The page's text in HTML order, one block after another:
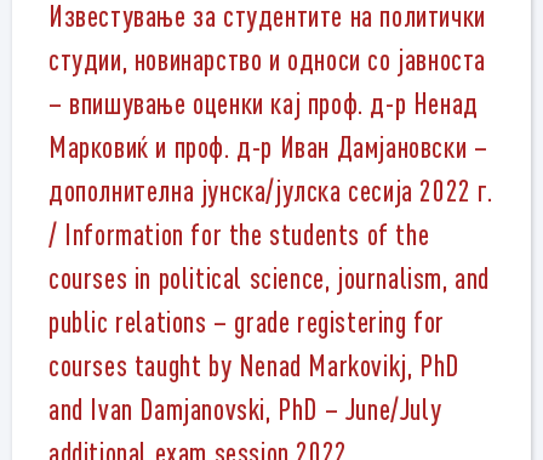
Известување за студентите на политички
студии, новинарство и односи со јавноста
– впишување оценки кај проф. д-р Ненад
Марковиќ и проф. д-р Иван Дамјановски –
дополнителна јунска/јулска сесија 2022 г.
/ Information for the students of the
courses in political science, journalism, and
public relations – grade registering for
courses taught by Nenad Markovikj, PhD
and Ivan Damjanovski, PhD – June/July
additional exam session 2022